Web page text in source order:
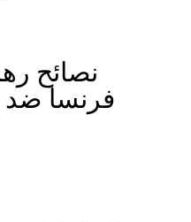
نصائح
فرنسا